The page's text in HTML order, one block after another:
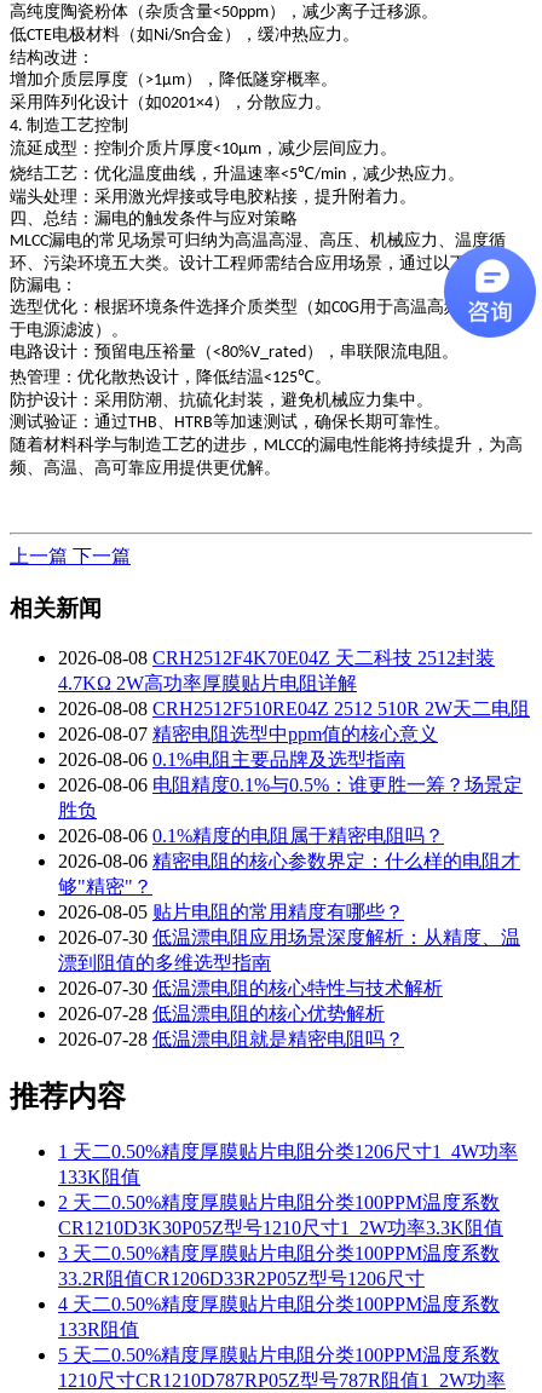
高纯度陶瓷粉体（杂质含量<50ppm），减少离子迁移源。
低CTE电极材料（如 Ni/Sn合金），缓冲热应力。
结构改进 ：
增加介质层厚度（ >1μm），降低隧穿概率。
采用阵列化设计（如0201×4），分散应力。
4. 制造工艺控制
流延成型 ：控制介质片厚度<10μm ，减少层间应力。
烧结工艺 ：优化温度曲线，升温速率<5℃/min ，减少热应力。
端头处理 ：采用激光焊接或导电胶粘接，提升附着力。
四、总结：漏电的触发条件与应对策略
MLCC漏电的常见场景可归纳为高温高湿、高压、机械应力、温度循
环、污染环境五大类。设计工程师需结合应用场景，通过以下措施预
防漏电：
选型优化 ：根据环境条件选择介质类型（如C0G用于高温高频，X7R用
于电源滤波）。
电路设计 ：预留电压裕量（<80%V_rated ），串联限流电阻。
热管理 ：优化散热设计，降低结温<125℃。
防护设计 ：采用防潮、抗硫化封装，避免机械应力集中。
测试验证 ：通过THB HTRB等加速测试，确保长期可靠性。
随着材料科学与制造工艺的进步， MLCC的漏电性能将持续提升，为高
频、高温、高可靠应用提供更优解。
上一篇 下一篇
相关新闻
2026-08-08 CRH2512F4K70E04Z 天二科技 2512封装
4.7KΩ 2W高功率厚膜贴片电阻详解
2026-08-08 CRH2512F510RE04Z 2512 510R 2W天二电阻
2026-08-07 精密电阻选型中ppm值的核心意义
2026-08-06 0.1%电阻主要品牌及选型指南
2026-08-06 电阻精度0.1%与0.5%：谁更胜一筹？场景定
胜负
2026-08-06 0.1%精度的电阻属于精密电阻吗？
2026-08-06 精密电阻的核心参数界定：什么样的电阻才
够"精密"？
2026-08-05 贴片电阻的常用精度有哪些？
2026-07-30 低温漂电阻应用场景深度解析：从精度、温
漂到阻值的多维选型指南
2026-07-30 低温漂电阻的核心特性与技术解析
2026-07-28 低温漂电阻的核心优势解析
2026-07-28 低温漂电阻就是精密电阻吗？
推荐内容
1 天二0.50%精度厚膜贴片电阻分类1206尺寸1_4W功率
133K阻值
2 天二0.50%精度厚膜贴片电阻分类100PPM温度系数
CR1210D3K30P05Z型号1210尺寸1_2W功率3.3K阻值
3 天二0.50%精度厚膜贴片电阻分类100PPM温度系数
33.2R阻值CR1206D33R2P05Z型号1206尺寸
4 天二0.50%精度厚膜贴片电阻分类100PPM温度系数
133R阻值
5 天二0.50%精度厚膜贴片电阻分类100PPM温度系数
1210尺寸CR1210D787RP05Z型号787R阻值1_2W功率